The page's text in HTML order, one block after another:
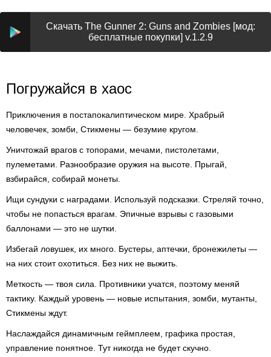
Скачать The Gunner 2: Guns and Zombies [мод:
бесплатные покупки] v.1.2.9
Погружайся в хаос
Приключения в постапокалиптическом мире. Храбрый
человечек, зомби, Стикмены — безумие кругом.
Уничтожай врагов с топорами, мечами, пистолетами,
пулеметами. Разнообразие оружия на высоте. Прыгай,
взбирайся, собирай монеты.
Ищи сундуки с наградами. Используй подсказки. Стреляй точно,
чтобы не попасться врагам. Эпичные взрывы с газовыми
баллонами — это не шутки.
Избегай ловушек, их много. Бустеры, аптечки, бронежилеты —
на них стоит охотиться. Без них не выжить.
Меткость — твоя сила. Противники учатся, поэтому меняй
тактику. Каждый уровень — новые испытания, зомби, мутанты,
Стикмены ждут.
Наслаждайся динамичным геймплеем, графика простая,
управление понятное. Тут никогда не будет скучно.